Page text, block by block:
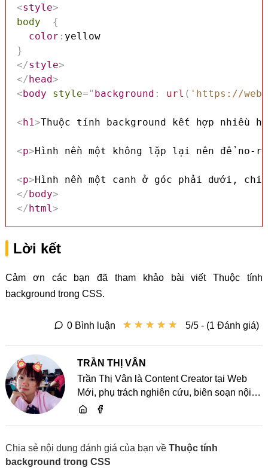
<style>
body
{
color :
yellow
}
</style>
</head>
<body style=" background : url ( 'https://
<h1>Thuộc tính background kết hợp nhiều
<p>Hình nền một không lặp lại nên để
<p>Hình nền một canh ở góc phải dưới,
</body>
</html>
Lời kết
Cảm ơn các bạn đã tham khảo bài viết Thuộc tính
background trong CSS.
★ ★ ★ ★ ★
★ ★ ★ ★ ★ 5/5 - (1 Đánh giá)
0 Bình luận
TRẦN THỊ VÂN
Trần Thị Vân là Content Creator tại Web
Mới, phụ trách nghiên cứu, biên soạn nội
dung và chia sẻ kiến thức về website, SEO,
Chia sẻ nội dung đánh giá của bạn về Thuộc tính
background trong CSS